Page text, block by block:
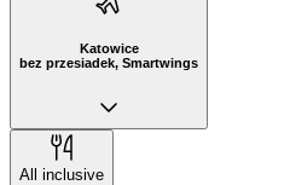
Katowice
bez przesiadek, Smartwings
All inclusive